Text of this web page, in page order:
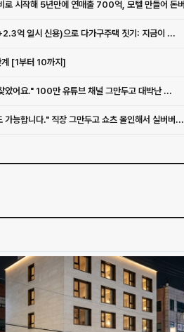
억 일시 신용)으로 다가구주택 짓기: 지금이 ...
[1부터 10까지]
았어요." 100만 유튜브 채널 그만두고 대박난 ...
가능합니다." 직장 그만두고 쇼츠 올인해서 실버버...